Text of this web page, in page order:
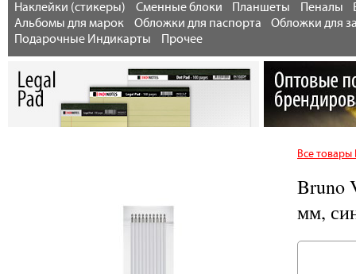
Наклейки (стикеры)
Сменные блоки Планшеты Пеналы
Альбомы для марок
Обложки для паспорта
Обложки для
Подарочные Индикарты
Прочее
Все товары
Bruno
мм,